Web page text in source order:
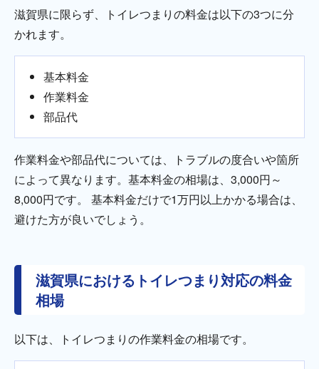
滋賀県に限らず、トイレつまりの料金は以下の3つに分
かれます。
基本料金
作業料金
部品代
作業料金や部品代については、トラブルの度合いや箇所
によって異なります。基本料金の相場は、3,000円～
8,000円です。 基本料金だけで1万円以上かかる場合は、
避けた方が良いでしょう。
滋賀県におけるトイレつまり対応の料金
相場
以下は、トイレつまりの作業料金の相場です。